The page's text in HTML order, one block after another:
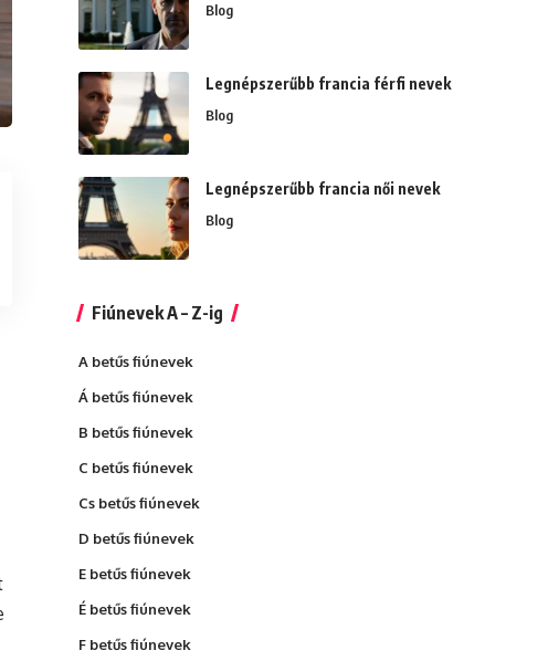
Blog
Legnépszerűbb francia férfi nevek
Blog
Legnépszerűbb francia női nevek
Blog
Fiúnevek A – Z-ig
A betűs fiúnevek
Á betűs fiúnevek
B betűs fiúnevek
C betűs fiúnevek
Cs betűs fiúnevek
D betűs fiúnevek
E betűs fiúnevek
É betűs fiúnevek
F betűs fiúnevek